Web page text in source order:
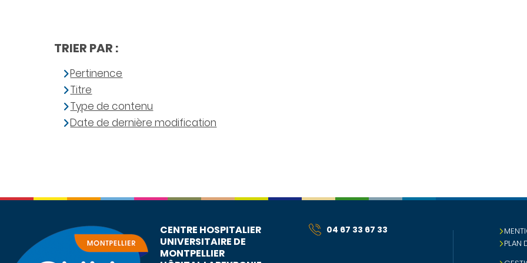
TRIER PAR :
Pertinence
Titre
Type de contenu
Date de dernière modification
CENTRE HOSPITALIER
UNIVERSITAIRE DE
MONTPELLIER
04 67 33 67 33
PLAN